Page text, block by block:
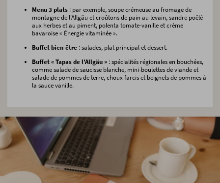
Menu 3 plats : par exemple, soupe crémeuse au fromage de
montagne de l'Allgäu et croûtons de pain au levain, sandre poêlé
aux herbes et au piment, polenta tomate-vanille et crème
bavaroise « Énergie vitaminée ».
Buffet bien-être : salades, plat principal et dessert.
Buffet « Tapas de l'Allgäu » : spécialités régionales en bouchées,
comme salade de saucisse blanche, mini-boulettes de viande et
salade de pommes de terre, choux farcis et beignets de pommes à
la sauce vanille.